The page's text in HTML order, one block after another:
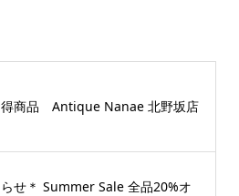
得商品 Antique Nanae 北野坂店
らせ＊ Summer Sale 全品20%オ